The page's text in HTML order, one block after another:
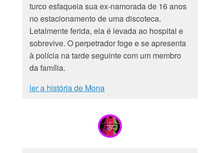
turco esfaqueia sua ex-namorada de 16 anos
no estacionamento de uma discoteca.
Letalmente ferida, ela é levada ao hospital e
sobrevive. O perpetrador foge e se apresenta
à polícia na tarde seguinte com um membro
da família.
ler a história de Mona